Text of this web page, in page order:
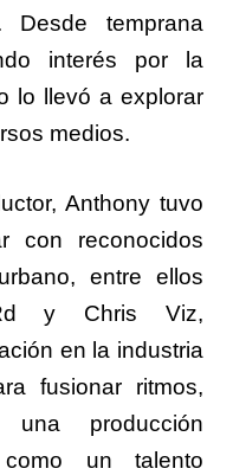
Desde temprana
interés por la
lo llevó a explorar
medios.
Anthony tuvo
con reconocidos
entre ellos
y Chris Viz,
en la industria
fusionar ritmos,
producción
un talento